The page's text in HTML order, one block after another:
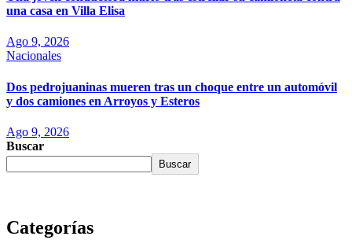
una casa en Villa Elisa
Ago 9, 2026
Nacionales
Dos pedrojuaninas mueren tras un choque entre un automóvil
y dos camiones en Arroyos y Esteros
Ago 9, 2026
Buscar
Buscar
Categorías